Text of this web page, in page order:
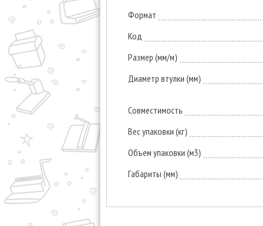
Формат
Код
Размер (мм/м)
Диаметр втулки (мм)
Совместимость
Вес упаковки (кг)
Объем упаковки (м3)
Габариты (мм)